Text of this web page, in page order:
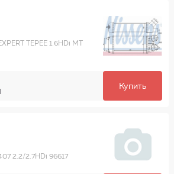
TEPEE 1.6HDi MT
Купить
2.2/2.7HDi 96617